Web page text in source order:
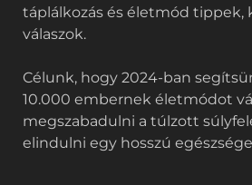
táplálkozás és életmód tippek,
válaszok.
Célunk, hogy 2024-ban
10.000 embernek életmódot
megszabadulni a túlzott
elindulni egy hosszú